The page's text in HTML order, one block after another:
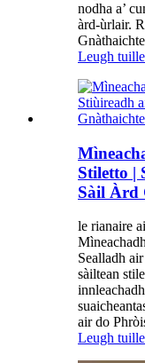
nodha a’
àrd-ùrlair.
Leugh
Stiletto |
Sàil Àrd
le rianaire
Sealladh
sàiltean
air do
Leugh